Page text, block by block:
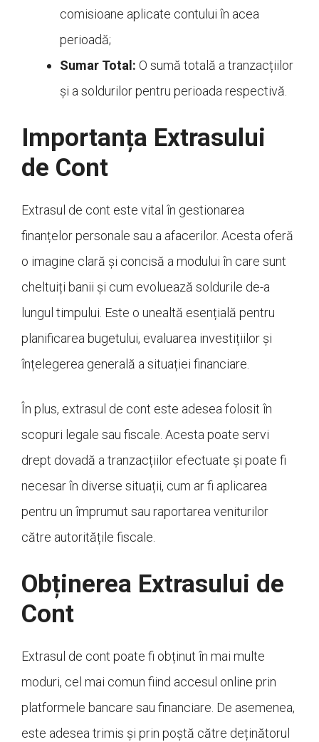
comisioane aplicate contului în acea
perioadă;
Sumar Total: O sumă totală a tranzacțiilor
și a soldurilor pentru perioada respectivă.
Importanța Extrasului
de Cont
Extrasul de cont este vital în gestionarea
finanțelor personale sau a afacerilor. Acesta oferă
o imagine clară și concisă a modului în care sunt
cheltuiți banii și cum evoluează soldurile de-a
lungul timpului. Este o unealtă esențială pentru
planificarea bugetului, evaluarea investițiilor și
înțelegerea generală a situației financiare.
În plus, extrasul de cont este adesea folosit în
scopuri legale sau fiscale. Acesta poate servi
drept dovadă a tranzacțiilor efectuate și poate fi
necesar în diverse situații, cum ar fi aplicarea
pentru un împrumut sau raportarea veniturilor
către autoritățile fiscale.
Obținerea Extrasului de
Cont
Extrasul de cont poate fi obținut în mai multe
moduri, cel mai comun fiind accesul online prin
platformele bancare sau financiare. De asemenea,
este adesea trimis și prin poștă către deținătorul